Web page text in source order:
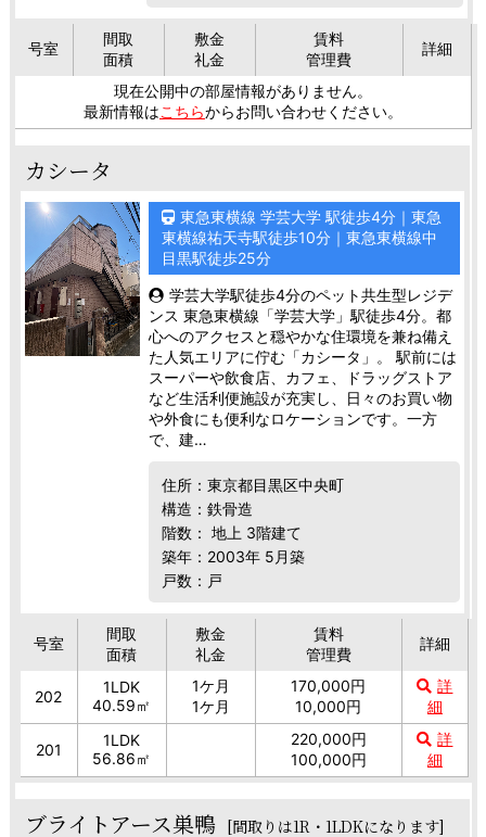
号室
間取
面積
敷金
礼金
賃料
管理費
詳細
現在公開中の部屋情報がありません。
最新情報はこちらからお問い合わせください。
カシータ
東急東横線 学芸大学 駅徒歩4分｜東急
東横線祐天寺駅徒歩10分｜東急東横線中
目黒駅徒歩25分
学芸大学駅徒歩4分のペット共生型レジデ
ンス 東急東横線「学芸大学」駅徒歩4分。都
心へのアクセスと穏やかな住環境を兼ね備え
た人気エリアに佇む「カシータ」。 駅前には
スーパーや飲食店、カフェ、ドラッグストア
など生活利便施設が充実し、日々のお買い物
や外食にも便利なロケーションです。一方
で、建…
住所：東京都目黒区中央町
構造：鉄骨造
階数： 地上 3階建て
築年：2003年 5月築
戸数：戸
号室
間取
面積
敷金
礼金
賃料
管理費
詳細
202
1LDK
40.59㎡
1ケ月
1ケ月
170,000円
10,000円
詳
細
201
1LDK
56.86㎡
220,000円
100,000円
詳
細
ブライトアース巣鴨 [間取りは1R・1LDKになります]